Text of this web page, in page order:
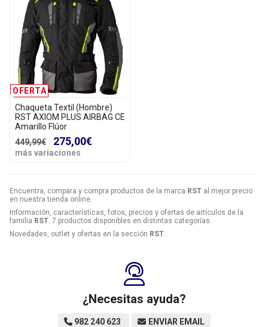
Encuentra, compara y compra productos de la marca RST al mejor precio
en nuestra tienda online.
Información, características, fotos, precios y ofertas de artículos de la
familia RST. 7 productos disponibles en distintas categorías.
Novedades, outlet y ofertas en la sección RST.
OFERTA
Chaqueta Textil (Hombre)
RST AXIOM PLUS AIRBAG CE
Amarillo Flúor
449,99€
275,00€
más variaciones
¿Necesitas ayuda?
982 240 623 ENVIAR EMAIL